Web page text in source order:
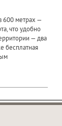
600 метрах —
что удобно
— два
бесплатная